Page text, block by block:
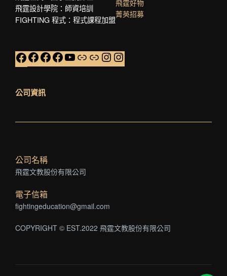
飛霆設計學院：師資培訓
FIGHTING 程式：程式課程加盟
飛霆好物
菁英招募
公司資訊
公司名稱
飛霆文教股份有限公司
電子信箱
fightingeducation@gmail.com
COPYRIGHT © EST.2022 飛霆文教股份有限公司